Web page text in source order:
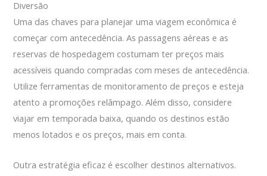
Diversão
Uma das chaves para planejar uma viagem econômica é
começar com antecedência. As passagens aéreas e as
reservas de hospedagem costumam ter preços mais
acessíveis quando compradas com meses de antecedência.
Utilize ferramentas de monitoramento de preços e esteja
atento a promoções relâmpago. Além disso, considere
viajar em temporada baixa, quando os destinos estão
menos lotados e os preços, mais em conta.
Outra estratégia eficaz é escolher destinos alternativos.